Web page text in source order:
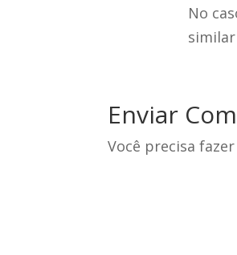
No
Enviar
Você precisa